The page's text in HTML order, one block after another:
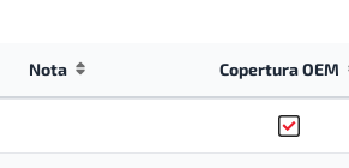
Nota Copertura OEM